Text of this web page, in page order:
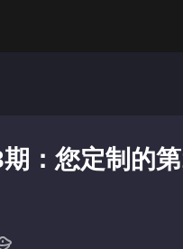
：您定制的